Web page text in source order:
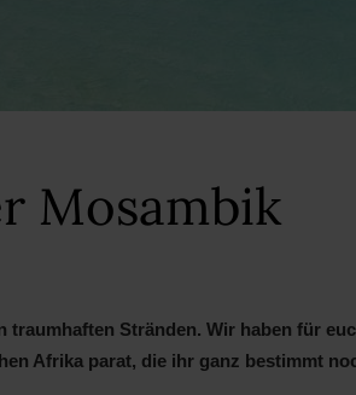
Mosambik
traumhaften Stränden. Wir haben für
Afrika parat, die ihr ganz bestimmt